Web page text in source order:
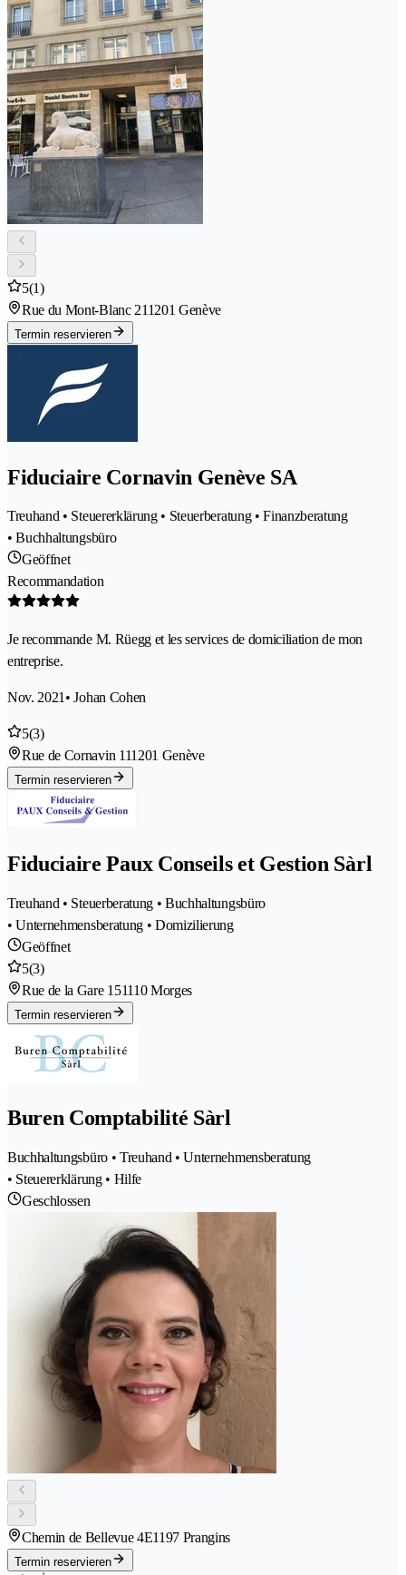
5(1)
Rue du Mont-Blanc 211201 Genève
Termin reservieren
Fiduciaire Cornavin Genève SA
Treuhand • Steuererklärung • Steuerberatung • Finanzberatung
• Buchhaltungsbüro
Geöffnet
Recommandation
Je recommande M. Rüegg et les services de domiciliation de mon
entreprise.
Nov. 2021• Johan Cohen
5(3)
Rue de Cornavin 111201 Genève
Termin reservieren
Fiduciaire Paux Conseils et Gestion Sàrl
Treuhand • Steuerberatung • Buchhaltungsbüro
• Unternehmensberatung • Domizilierung
Geöffnet
5(3)
Rue de la Gare 151110 Morges
Termin reservieren
Buren Comptabilité Sàrl
Buchhaltungsbüro • Treuhand • Unternehmensberatung
• Steuererklärung • Hilfe
Geschlossen
Chemin de Bellevue 4E1197 Prangins
Termin reservieren